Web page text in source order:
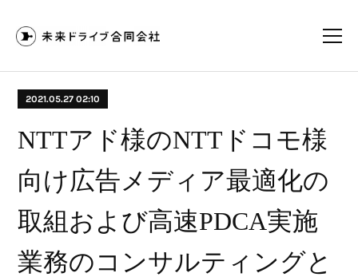
2021.05.27 02:10
NTTアド様のNTTドコモ様
向け広告メディア最適化の
取組および高速PDCA実施
業務のコンサルティングと